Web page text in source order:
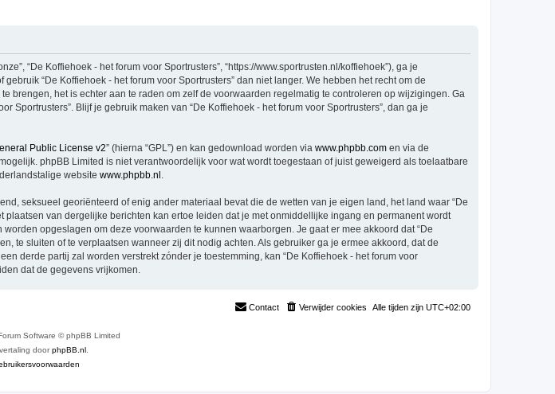
“De Koffiehoek - het forum voor Sportrusters”, “https://www.sportrusten.nl/koffiehoek”), ga je
“De Koffiehoek - het forum voor Sportrusters” dan niet langer. We hebben het recht om de
het is echter aan te raden om zelf de voorwaarden regelmatig te controleren op wijzigingen. Ga
Blijf je gebruik maken van “De Koffiehoek - het forum voor Sportrusters”, dan ga je
Public License v2” (hierna “GPL”) en kan gedownload worden via www.phpbb.com en via de
phpBB Limited is niet verantwoordelijk voor wat wordt toegestaan of juist geweigerd als toelaatbare
website www.phpbb.nl
seksueel georiënteerd of enig ander materiaal bevat die de wetten van je eigen land, het land waar “De
van dergelijke berichten kan ertoe leiden dat je met onmiddellijke ingang en permanent wordt
opgeslagen om deze voorwaarden te kunnen waarborgen. Je gaat er mee akkoord dat “De
te sluiten of te verplaatsen wanneer zij dit nodig achten. Als gebruiker ga je ermee akkoord, dat de
derde partij zal worden verstrekt zónder je toestemming, kan “De Koffiehoek - het forum voor
dat de gegevens vrijkomen.
Alle tijden zijn UTC+02:00
Verwijder cookies
Contact
Software © phpBB Limited
doorphpBB.nl